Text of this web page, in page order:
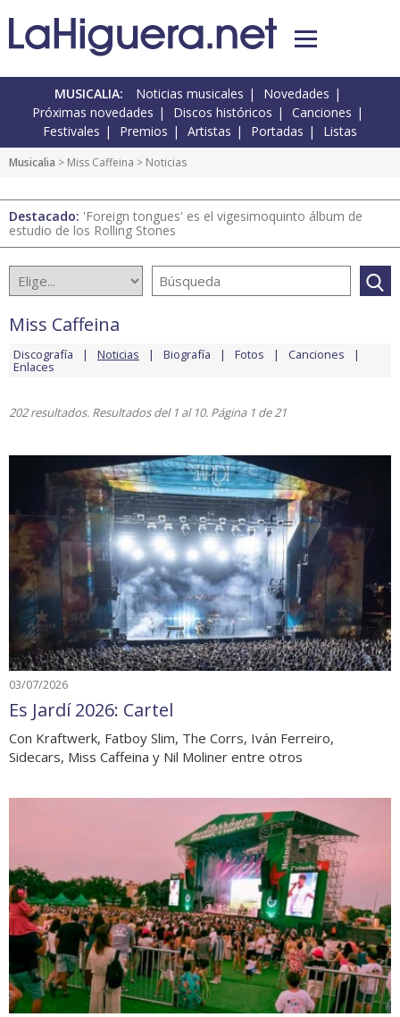
MUSICALIA: Noticias musicales
Novedades
Próximas novedades
Discos históricos
Canciones
Festivales
Premios Artistas Portadas Listas
Musicalia > Miss Caffeina > Noticias
Destacado: 'Foreign tongues' es el vigesimoquinto álbum de
estudio de los Rolling Stones
Miss Caffeina
Discografía Noticias Biografía Fotos Canciones
Enlaces
202 resultados. Resultados del 1 al 10. Página 1 de 21
03/07/2026
Es Jardí 2026: Cartel
Con Kraftwerk, Fatboy Slim, The Corrs, Iván Ferreiro,
Sidecars, Miss Caffeina y Nil Moliner entre otros